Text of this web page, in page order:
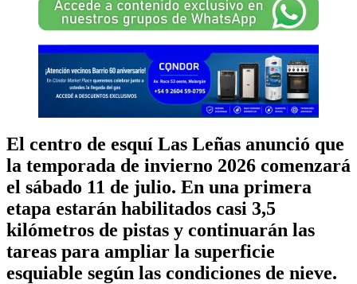
El centro de esquí Las Leñas anunció que
la temporada de invierno 2026 comenzará
el sábado 11 de julio. En una primera
etapa estarán habilitados casi 3,5
kilómetros de pistas y continuarán las
tareas para ampliar la superficie
esquiable según las condiciones de nieve.